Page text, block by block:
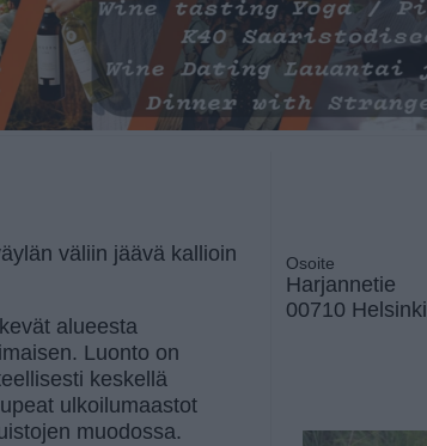
väliin jäävä kallioin
alueesta
Luonto on
keskellä
ulkoilumaastot
muodossa.
Osoite
Harjannetie
00710 Helsinki